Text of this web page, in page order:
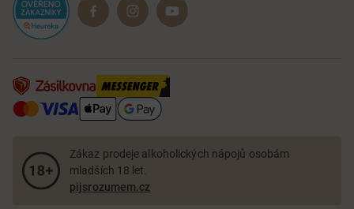
Dárkové sady
Zákaz prodeje alkoholických nápojů osobám
mladších 18 let.
pijsrozumem.cz